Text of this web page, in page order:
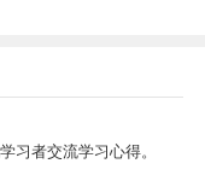
习者交流学习心得。